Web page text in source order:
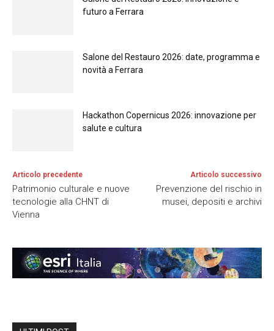
futuro a Ferrara
Salone del Restauro 2026: date, programma e
novità a Ferrara
Hackathon Copernicus 2026: innovazione per
salute e cultura
Articolo precedente
Patrimonio culturale e nuove
tecnologie alla CHNT di
Vienna
Articolo successivo
Prevenzione del rischio in
musei, depositi e archivi